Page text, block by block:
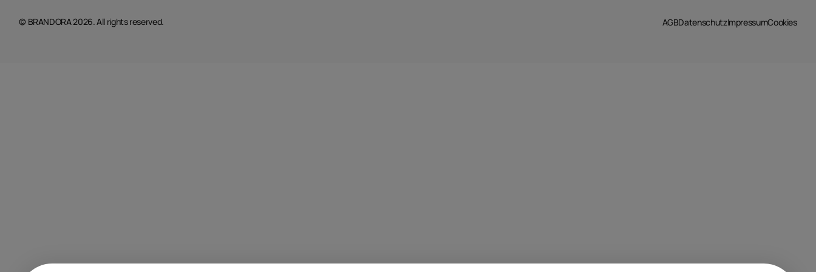
© BRANDORA 2026. All rights reserved. AGBDatenschutzImpressumCookies